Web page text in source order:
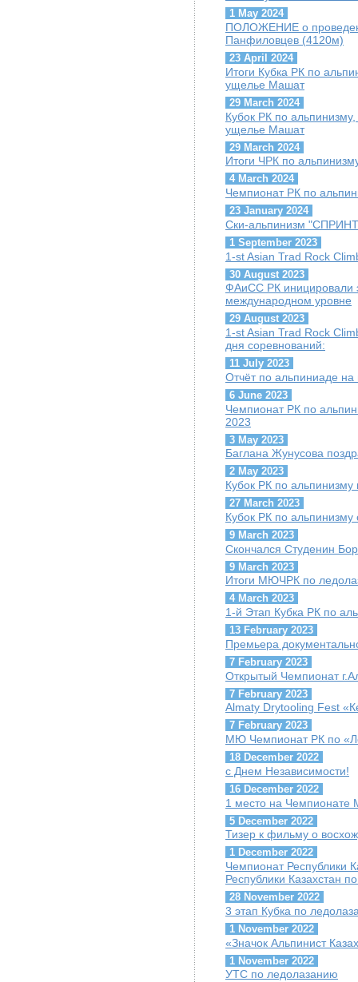
1 May 2024
ПОЛОЖЕНИЕ о
Панфиловцев (4120м)
23 April 2024
Итоги Кубка РК по
ущелье Машат
29 March 2024
Кубок РК по
ущелье Машат
29 March 2024
Итоги ЧРК по
4 March 2024
Чемпионат РК по
23 January 2024
Ски-альпинизм
1 September 2023
1-st Asian Trad Rock
30 August 2023
ФАиСС РК иницировали
международном уровне
29 August 2023
1-st Asian Trad Rock
дня соревнований:
11 July 2023
Отчёт по альпиниаде
6 June 2023
Чемпионат РК по
2023
3 May 2023
Баглана Жунусова
2 May 2023
Кубок РК по альпинизму
27 March 2023
Кубок РК по альпинизму
9 March 2023
Скончался Студенин
9 March 2023
Итоги МЮЧРК по
4 March 2023
1-й Этап Кубка РК по
13 February 2023
Премьера
7 February 2023
Открытый Чемпионат
7 February 2023
Almaty Drytooling Fest
7 February 2023
МЮ Чемпионат РК по
18 December 2022
с Днем Независимости!
16 December 2022
1 место на
5 December 2022
Тизер к фильму о
1 December 2022
Чемпионат Республики
Республики Казахстан
28 November 2022
3 этап Кубка по
1 November 2022
«Значок Альпинист
1 November 2022
УТС по ледолазанию